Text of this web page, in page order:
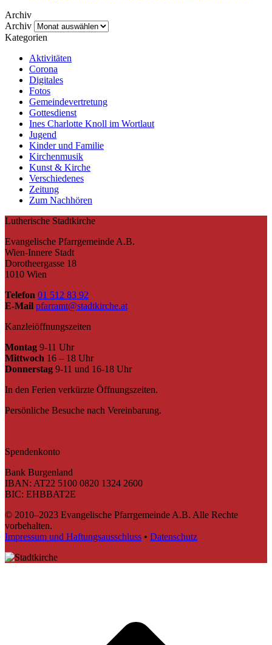
Archiv
Archiv
Kategorien
Aktivitäten
Corona
Digitales
Fotos
Gemeindevertretung
Gottesdienst
Ines Charlotte Knoll im Wortlaut
Jugend
Kinder und Familie
Kirchenmusik
Kunst & Kirche
Verschiedenes
Zeitung
Zum Nachhören
Lutherische Stadtkirche
Evangelische Pfarrgemeinde A.B.
Wien-Innere Stadt
Dorotheergasse 18
1010 Wien
Telefon 01 512 83 92
E-Mail pfarramt@stadtkirche.at
Kanzleiöffnungszeiten
Montag 9-11 Uhr
Mittwoch 16 – 18 Uhr
Donnerstag 9-11 und 16-18 Uhr
In den Ferien verkürzte Öffnungszeiten.
Persönliche Besuche nach Vereinbarung.
Spendenkonto
Bank Burgenland
IBAN: AT22 5100 0820 1324 2600
BIC: EHBBAT2E
© 2010–2023 Evangelische Pfarrgemeinde A.B. Alle Rechte
vorbehalten.
Impressum und Haftungsausschluss • Datenschutz